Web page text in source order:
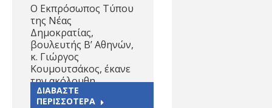
Ο Εκπρόσωπος Τύπου
της Νέας
Δημοκρατίας,
βουλευτής Β’ Αθηνών,
κ. Γιώργος
Κουμουτσάκος, έκανε
την ακόλουθη…
ΔΙΑΒΑΣΤΕ
ΠΕΡΙΣΣΟΤΕΡΑ